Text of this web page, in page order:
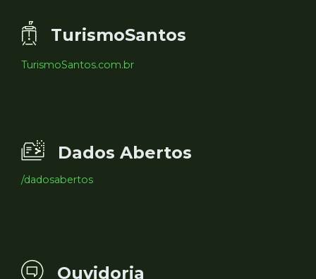
TurismoSantos
TurismoSantos.com.br
Dados Abertos
/dadosabertos
Ouvidoria